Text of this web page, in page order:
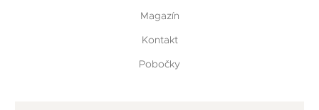
Magazín
Kontakt
Pobočky